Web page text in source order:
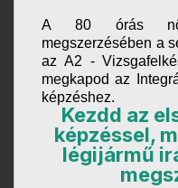
A 80 órás
megszerzésében a
az A2 -
megkapod az
képzéshez.
Kezdd az
képzéssel,
légijármű